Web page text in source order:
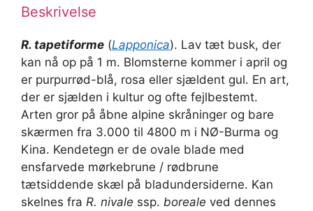
Beskrivelse
R. tapetiforme (Lapponica). Lav tæt busk, der
kan nå op på 1 m. Blomsterne kommer i april og
er purpurrød-blå, rosa eller sjældent gul. En art,
der er sjælden i kultur og ofte fejlbestemt.
Arten gror på åbne alpine skråninger og bare
skærmen fra 3.000 til 4800 m i NØ-Burma og
Kina. Kendetegn er de ovale blade med
ensfarvede mørkebrune / rødbrune
tætsiddende skæl på bladundersiderne. Kan
skelnes fra R. nivale ssp. boreale ved dennes